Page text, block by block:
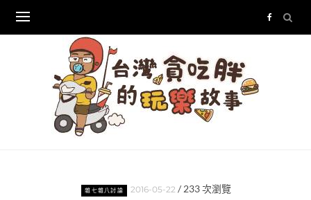
content
雜七雜八討論 2016-05-22 / 233次瀏覽